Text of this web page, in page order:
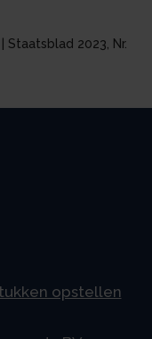
Staatsblad 2023, Nr.
opstellen